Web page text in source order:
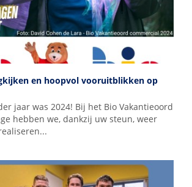
en hoopvol vooruitblikken op
jaar was 2024! Bij het Bio Vakantieoord
hebben we, dankzij uw steun, weer